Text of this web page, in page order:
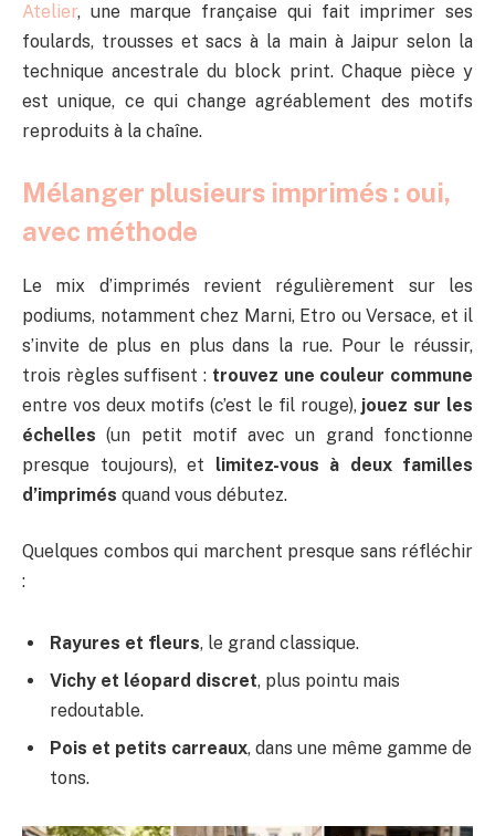
Atelier, une marque française qui fait imprimer ses
foulards, trousses et sacs à la main à Jaipur selon la
technique ancestrale du block print. Chaque pièce y
est unique, ce qui change agréablement des motifs
reproduits à la chaîne.
Mélanger plusieurs imprimés : oui,
avec méthode
Le mix d’imprimés revient régulièrement sur les
podiums, notamment chez Marni, Etro ou Versace, et il
s’invite de plus en plus dans la rue. Pour le réussir,
trois règles suffisent : trouvez une couleur commune
entre vos deux motifs (c’est le fil rouge), jouez sur les
échelles (un petit motif avec un grand fonctionne
presque toujours), et limitez-vous à deux familles
d’imprimés quand vous débutez.
Quelques combos qui marchent presque sans réfléchir
:
Rayures et fleurs, le grand classique.
Vichy et léopard discret, plus pointu mais
redoutable.
Pois et petits carreaux, dans une même gamme de
tons.